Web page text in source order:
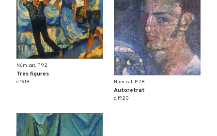
Núm. cat. P 92
Tres figures
c. 1918 Núm. cat. P 78
Autoretrat
c. 1920